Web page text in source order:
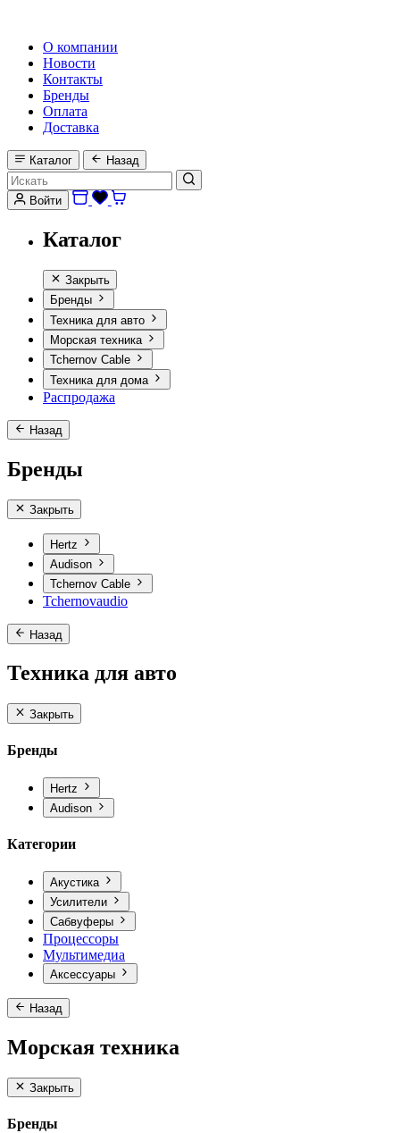
О компании
Новости
Контакты
Бренды
Оплата
Доставка
Каталог Назад
Войти
Каталог
Закрыть
Бренды
Техника для авто
Морская техника
Tchernov Cable
Техника для дома
Распродажа
Назад
Бренды
Закрыть
Hertz
Audison
Tchernov Cable
Tchernovaudio
Назад
Техника для авто
Закрыть
Бренды
Hertz
Audison
Категории
Акустика
Усилители
Сабвуферы
Процессоры
Мультимедиа
Аксессуары
Назад
Морская техника
Закрыть
Бренды